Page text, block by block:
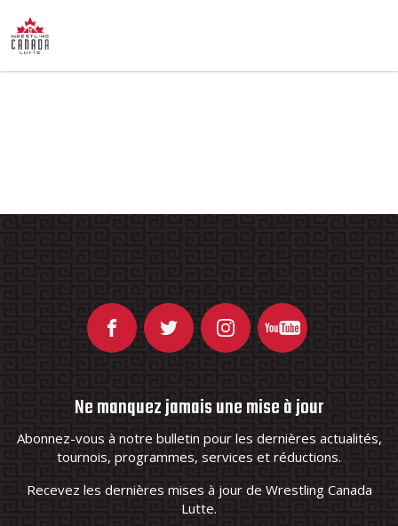
Ne manquez jamais une mise à jour
Abonnez-vous à notre bulletin pour les dernières actualités,
tournois, programmes, services et réductions.
Recevez les dernières mises à jour de Wrestling Canada
Lutte.